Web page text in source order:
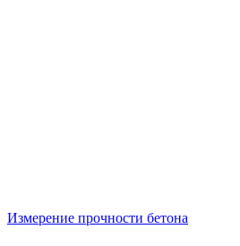
Измерение прочности бетона